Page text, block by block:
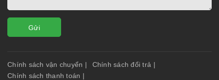
Gửi
Chính sách vận chuyển | Chính sách đổi trả |
Chính sách thanh toán |